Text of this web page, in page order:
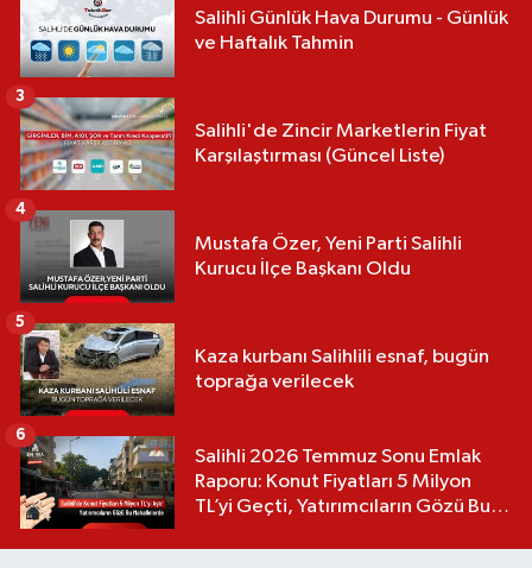
Salihli Günlük Hava Durumu - Günlük
ve Haftalık Tahmin
Salihli'de Zincir Marketlerin Fiyat
Karşılaştırması (Güncel Liste)
3
Mustafa Özer, Yeni Parti Salihli
Kurucu İlçe Başkanı Oldu
4
Kaza kurbanı Salihlili esnaf, bugün
toprağa verilecek
5
Salihli 2026 Temmuz Sonu Emlak
Raporu: Konut Fiyatları 5 Milyon
TL’yi Geçti, Yatırımcıların Gözü Bu
6